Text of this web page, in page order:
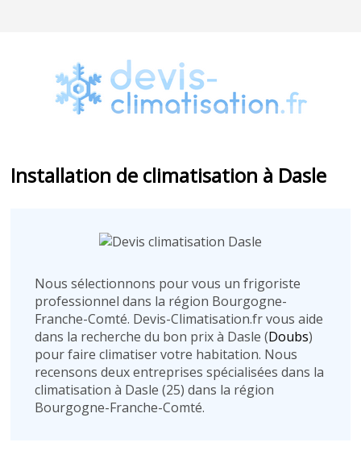
Installation de climatisation à Dasle
Nous sélectionnons pour vous un frigoriste
professionnel dans la région Bourgogne-
Franche-Comté. Devis-Climatisation.fr vous aide
dans la recherche du bon prix à Dasle (Doubs)
pour faire climatiser votre habitation. Nous
recensons deux entreprises spécialisées dans la
climatisation à Dasle (25) dans la région
Bourgogne-Franche-Comté.